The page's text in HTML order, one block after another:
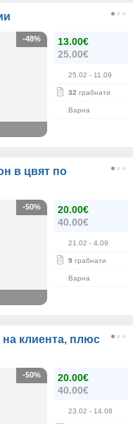
13.00€
25.00€
25.02 - 11.09
32 грабнати
Варна
-48%
в цвят по
20.00€
40.00€
21.02 - 4.09
9 грабнати
Варна
-50%
на клиента, плюс
20.00€
40.00€
23.02 - 14.08
-50%